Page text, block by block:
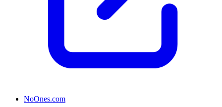
NoOnes.com